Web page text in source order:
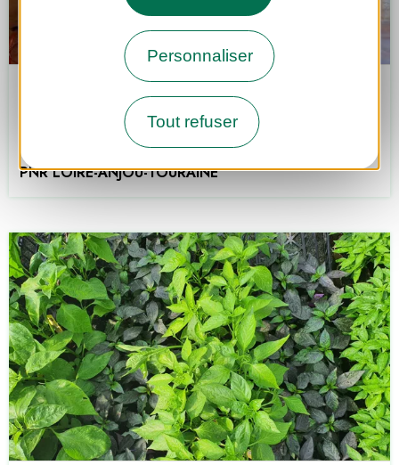
Personnaliser
Tout refuser
Le Carroi, musée d’arts et
PNR LOIRE-ANJOU-TOURAINE